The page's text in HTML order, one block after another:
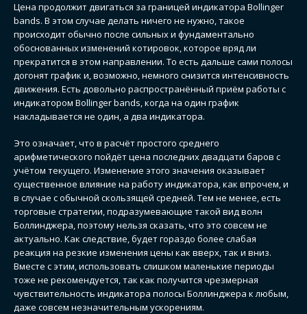
Цена продолжит двигаться за границей индикатора Bollinger
bands. В этом случае делать ничего не нужно, такое
происходит обычно после сильных и фундаментально
обоснованных изменений котировок, которое вряд ли
прекратится в этом направлении. То есть дальше сами полосы
догонят график и, возможно, немного снизится интенсивность
движения. Есть довольно распространённый приём работы с
индикатором Bollinger bands, когда на один график
накладывается не один, а два индикатора.
Это означает, что в расчёт простого среднего
арифметического пойдёт цена последних двадцати баров с
учётом текущего. Изменение этого значения оказывает
существенное влияние на работу индикатора, как впрочем, и
в случае с обычной скользящей средней. Тем не менее, есть
торговые стратегии, подразумевающие такой вид волн
Боллинджера, поэтому нельзя сказать, что это совсем не
актуально. Как следствие, будет гораздо более слабая
реакция на резкие изменения цены как вверх, так и вниз.
Вместе с этим, использовать слишком маленькие периоды
тоже не рекомендуется, так как получится чрезмерная
чувствительность индикатора полосы Боллинджера к любым,
даже совсем незначительным ускорениям.